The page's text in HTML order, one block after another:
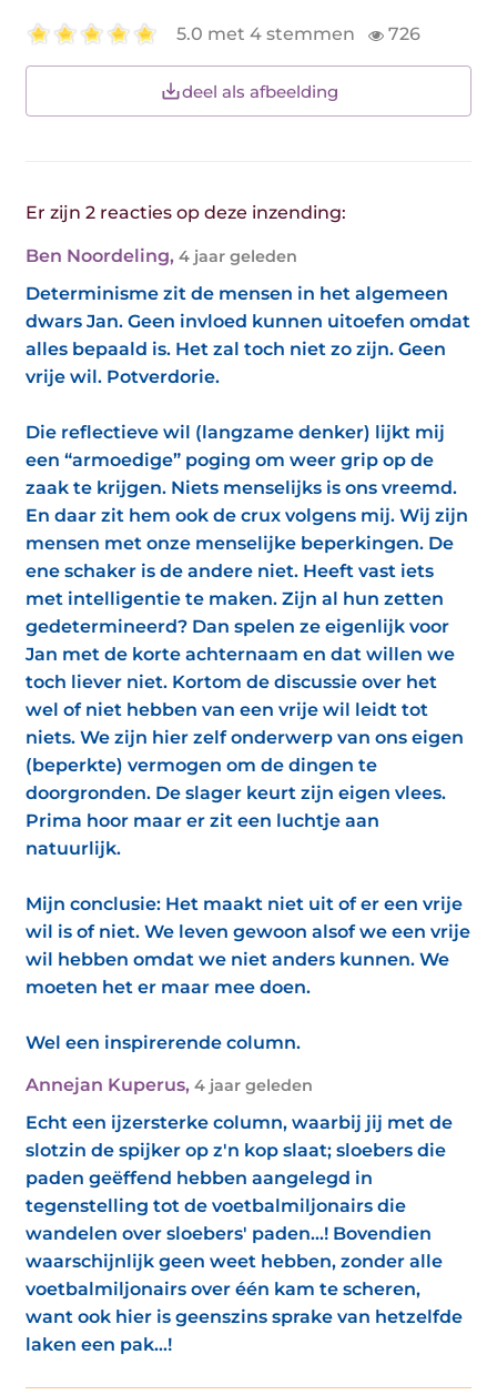
5.0 met 4 stemmen 726
deel als afbeelding
Er zijn 2 reacties op deze inzending:
Ben Noordeling, 4 jaar geleden
Determinisme zit de mensen in het algemeen
dwars Jan. Geen invloed kunnen uitoefen omdat
alles bepaald is. Het zal toch niet zo zijn. Geen
vrije wil. Potverdorie.
Die reflectieve wil (langzame denker) lijkt mij
een “armoedige” poging om weer grip op de
zaak te krijgen. Niets menselijks is ons vreemd.
En daar zit hem ook de crux volgens mij. Wij zijn
mensen met onze menselijke beperkingen. De
ene schaker is de andere niet. Heeft vast iets
met intelligentie te maken. Zijn al hun zetten
gedetermineerd? Dan spelen ze eigenlijk voor
Jan met de korte achternaam en dat willen we
toch liever niet. Kortom de discussie over het
wel of niet hebben van een vrije wil leidt tot
niets. We zijn hier zelf onderwerp van ons eigen
(beperkte) vermogen om de dingen te
doorgronden. De slager keurt zijn eigen vlees.
Prima hoor maar er zit een luchtje aan
natuurlijk.
Mijn conclusie: Het maakt niet uit of er een vrije
wil is of niet. We leven gewoon alsof we een vrije
wil hebben omdat we niet anders kunnen. We
moeten het er maar mee doen.
Wel een inspirerende column.
Annejan Kuperus, 4 jaar geleden
Echt een ijzersterke column, waarbij jij met de
slotzin de spijker op z'n kop slaat; sloebers die
paden geëffend hebben aangelegd in
tegenstelling tot de voetbalmiljonairs die
wandelen over sloebers' paden...! Bovendien
waarschijnlijk geen weet hebben, zonder alle
voetbalmiljonairs over één kam te scheren,
want ook hier is geenszins sprake van hetzelfde
laken een pak...!